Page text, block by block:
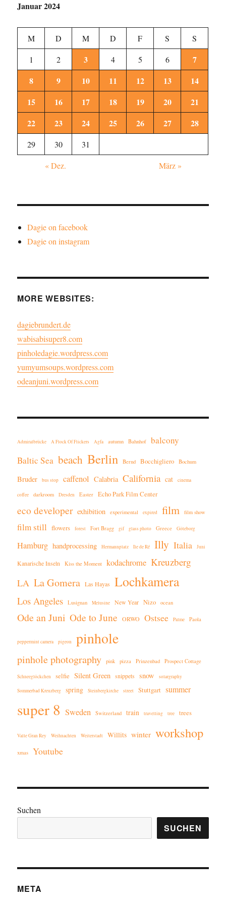
Januar 2024
M D M D F S
S
1
2 3 4 5 6
7
8
9 10 11 12 13
14
15
16 17 18 19 20
21
22
23 24 25 26 27 28
29 30
31
« Dez.
März »
Dagie on facebook
Dagie on instagram
MORE WEBSITES:
dagiebrundert.de
wabisabisuper8.com
pinholedagie.wordpress.com
yumyumsoups.wordpress.com
odeanjuni.wordpress.com
Admiralbrücke A Flock Of Flickers Agfa autumn Bahnhof
balcony
Baltic Sea beach Berlin Bernd Bocchigliero Bochum
Bruder bus stop caffenol Calabria California cat cinema
coffee darkroom Dresden Easter Echo Park Film Center
eco developer exhibition experimental expired film film show
film still flowers forest Fort Bragg gif glass photo Greece Göteborg
Hamburg handprocessing Hermannplatz Ile de Ré Illy Italia Juni
Kanarische Inseln Kiss the Moment kodachrome Kreuzberg
LA La Gomera Las Hayas Lochkamera
Los Angeles Lusignan Melusine New Year Nizo ocean
Ode an Juni Ode to June ORWO Ostsee Palme Paola
peppermint camera pigeon pinhole
pinhole photography pink pizza Prinzenbad Prospect Cottage
Schneeglöckchen selfie Silent Green snippets snow solargraphy
Sommerbad Kreuzberg spring Steinbergkirche street Stuttgart summer
super 8 Sweden Switzerland train travelling tree trees
Valle Gran Rey Weihnachten Weiterstadt Willits winter workshop
xmas Youtube
Suchen
SUCHEN
META